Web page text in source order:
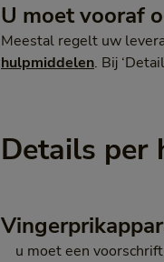
U moet vooraf
Meestal regelt uw
hulpmiddelen. Bij
Details per
u moet een